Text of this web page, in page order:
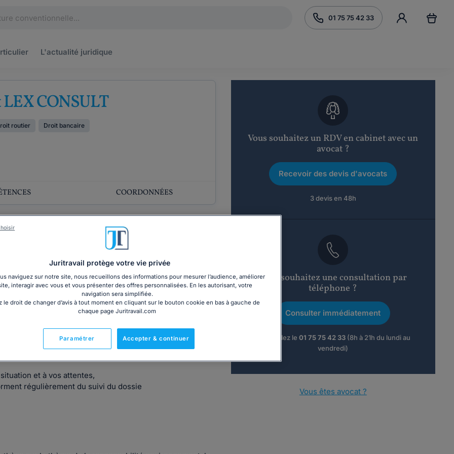
01 75 75 42 33
L'actualité juridique
CONSULT
routier Droit bancaire
COORDONNÉES
qui interviennent fréquemment en matière sociale
dommage corporel, droit pénal...
droits.
s'inscrire dans une dynamique et une réactivité
leur dossier.
et à vos attentes,
régulièrement du suivi du dossie
Vous souhaitez un RDV en cabinet avec un
avocat ?
Recevoir des devis d'avocats
3 devis en 48h
Vous souhaitez une consultation par
téléphone ?
Consulter immédiatement
ou appelez le 01 75 75 42 33(8h à 21h du lundi au
vendredi)
Vous êtes avocat ?
Juritravail protège votre vie privée
naviguez sur notre site, nous recueillons des informations pour mesurer l’audience, améliorer
interagir avec vous et vous présenter des offres personnalisées. En les autorisant, votre
navigation sera simplifiée.
le droit de changer d’avis à tout moment en cliquant sur le bouton cookie en bas à gauche de
chaque page Juritravail.com
Accepter & continuer
Paramétrer